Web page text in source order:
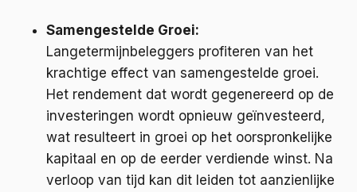
Samengestelde Groei:
Langetermijnbeleggers profiteren van het
krachtige effect van samengestelde groei.
Het rendement dat wordt gegenereerd op de
investeringen wordt opnieuw geïnvesteerd,
wat resulteert in groei op het oorspronkelijke
kapitaal en op de eerder verdiende winst. Na
verloop van tijd kan dit leiden tot aanzienlijke